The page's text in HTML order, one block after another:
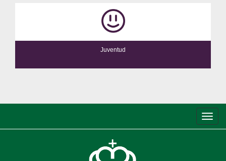
Juventud
de